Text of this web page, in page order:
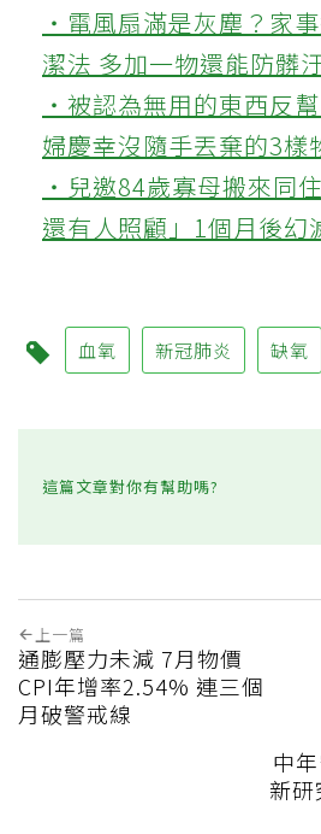
‧電風扇滿是灰塵？家
潔法 多加一物還能防髒
‧被認為無用的東西反
婦慶幸沒隨手丟棄的3樣
‧兒邀84歲寡母搬來同
還有人照顧」1個月後幻
血氧 新冠肺炎 缺氧
這篇文章對你有幫助嗎?
上一篇
通膨壓力未減 7月物價
CPI年增率2.54% 連三個
月破警戒線
中
新